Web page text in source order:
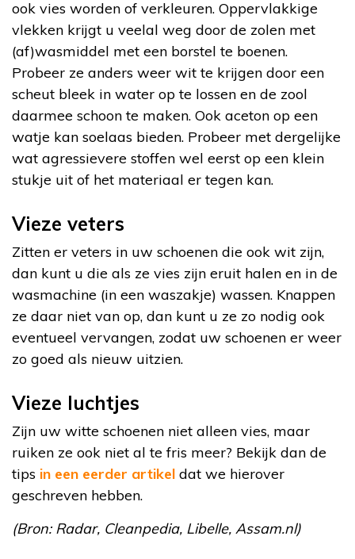
ook vies worden of verkleuren. Oppervlakkige
vlekken krijgt u veelal weg door de zolen met
(af)wasmiddel met een borstel te boenen.
Probeer ze anders weer wit te krijgen door een
scheut bleek in water op te lossen en de zool
daarmee schoon te maken. Ook aceton op een
watje kan soelaas bieden. Probeer met dergelijke
wat agressievere stoffen wel eerst op een klein
stukje uit of het materiaal er tegen kan.
Vieze veters
Zitten er veters in uw schoenen die ook wit zijn,
dan kunt u die als ze vies zijn eruit halen en in de
wasmachine (in een waszakje) wassen. Knappen
ze daar niet van op, dan kunt u ze zo nodig ook
eventueel vervangen, zodat uw schoenen er weer
zo goed als nieuw uitzien.
Vieze luchtjes
Zijn uw witte schoenen niet alleen vies, maar
ruiken ze ook niet al te fris meer? Bekijk dan de
tips in een eerder artikel dat we hierover
geschreven hebben.
(Bron: Radar, Cleanpedia, Libelle, Assam.nl)